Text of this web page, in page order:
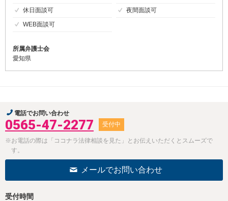
休日面談可
夜間面談可
WEB面談可
所属弁護士会
愛知県
電話でお問い合わせ
0565-47-2277 受付中
※お電話の際は「ココナラ法律相談を見た」とお伝えいただくとスムーズで
す。
メールでお問い合わせ
受付時間